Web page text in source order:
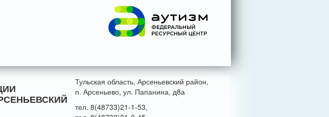
Тульская область, Арсеньевский район,
п. Арсеньево, ул. Папанина, д8а
тел. 8(48733)21-1-53,